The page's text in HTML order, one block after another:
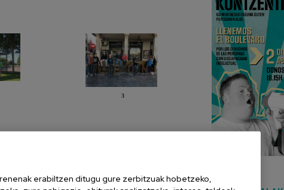
3
erabiltzen ditugu gure zerbitzuak hobetzeko,